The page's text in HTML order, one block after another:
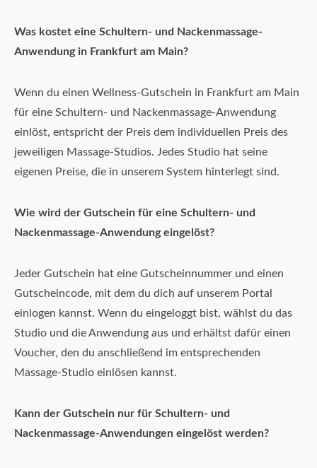
Was kostet eine Schultern- und Nackenmassage-
Anwendung in Frankfurt am Main?
Wenn du einen Wellness-Gutschein in Frankfurt am Main
für eine Schultern- und Nackenmassage-Anwendung
einlöst, entspricht der Preis dem individuellen Preis des
jeweiligen Massage-Studios. Jedes Studio hat seine
eigenen Preise, die in unserem System hinterlegt sind.
Wie wird der Gutschein für eine Schultern- und
Nackenmassage-Anwendung eingelöst?
Jeder Gutschein hat eine Gutscheinnummer und einen
Gutscheincode, mit dem du dich auf unserem Portal
einlogen kannst. Wenn du eingeloggt bist, wählst du das
Studio und die Anwendung aus und erhältst dafür einen
Voucher, den du anschließend im entsprechenden
Massage-Studio einlösen kannst.
Kann der Gutschein nur für Schultern- und
Nackenmassage-Anwendungen eingelöst werden?